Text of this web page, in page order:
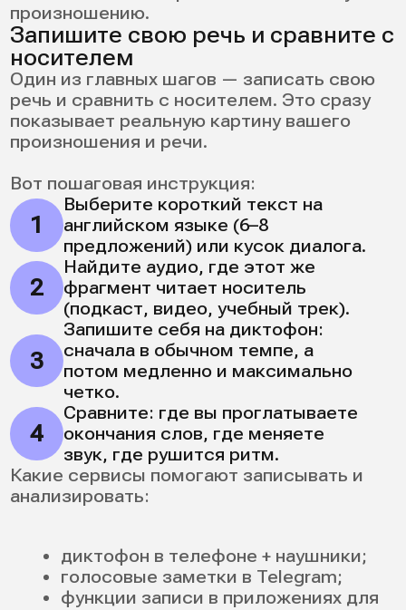
5 элементов идеального
английского
произношения
Чтобы реально улучшить произношение
на английском, важно собрать систему.
Без этого прогресс будет медленным, а
речь так и останется книжной. Вот пять
ключевых отличий между тем, чтобы
просто правильно прочитать слово, и тем,
чтобы оно звучало как у носителя. Эти
нюансы часто упускают, но именно они
делают речь живой.
1. Артикуляция: как работает
речевой аппарат
У произношения есть мышечная база.
Если язык, губы и челюсть двигаются по
привычкам русского языка, даже простые
сначала понять, как работают мышцы.
Что тренируем: